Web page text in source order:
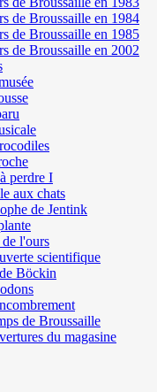
de Broussaille en 1984
de Broussaille en 1985
de Broussaille en 2002
perdre I
aux chats
de Jentink
l'ours
scientifique
Böckin
de Broussaille
du magasine